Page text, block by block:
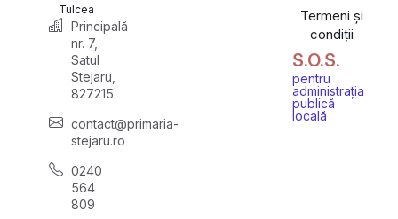
Tulcea
Principală
nr. 7,
Satul
Stejaru,
827215
contact@primaria-
stejaru.ro
0240
564
809
Termeni și
condiții
S.O.S.
pentru
administrația
publică
locală